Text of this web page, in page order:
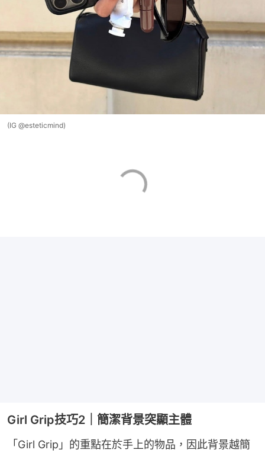
(IG @esteticmind)
Girl Grip技巧2｜簡潔背景突顯主體
「Girl Grip」的重點在於手上的物品，因此背景越簡